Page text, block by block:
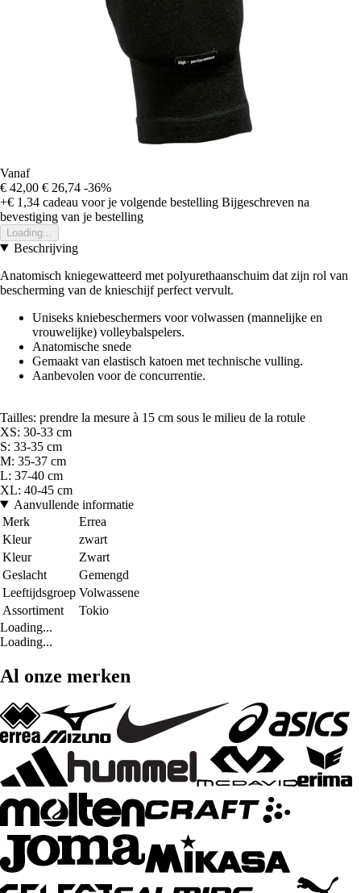
Vanaf
€ 42,00 € 26,74 -36%
+€ 1,34 cadeau voor je volgende bestelling Bijgeschreven na
bevestiging van je bestelling
Loading...
Beschrijving
Anatomisch kniegewatteerd met polyurethaanschuim dat zijn rol van
bescherming van de knieschijf perfect vervult.
Uniseks kniebeschermers voor volwassen (mannelijke en
vrouwelijke) volleybalspelers.
Anatomische snede
Gemaakt van elastisch katoen met technische vulling.
Aanbevolen voor de concurrentie.
Tailles: prendre la mesure à 15 cm sous le milieu de la rotule
XS: 30-33 cm
S: 33-35 cm
M: 35-37 cm
L: 37-40 cm
XL: 40-45 cm
Aanvullende informatie
Merk
Errea
Kleur
zwart
Kleur
Zwart
Geslacht
Gemengd
Leeftijdsgroep Volwassene
Assortiment
Tokio
Loading...
Loading...
Al onze merken